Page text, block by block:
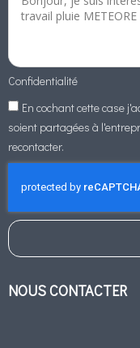
Confidentialité
En cochant cette case
soient partagées à
recontacter.
NOUS CONTACTER